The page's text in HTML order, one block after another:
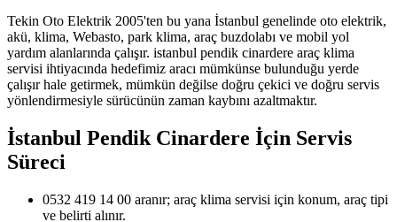
Tekin Oto Elektrik 2005'ten bu yana İstanbul genelinde oto elektrik,
akü, klima, Webasto, park klima, araç buzdolabı ve mobil yol
yardım alanlarında çalışır. istanbul pendik cinardere araç klima
servisi ihtiyacında hedefimiz aracı mümkünse bulunduğu yerde
çalışır hale getirmek, mümkün değilse doğru çekici ve doğru servis
yönlendirmesiyle sürücünün zaman kaybını azaltmaktır.
İstanbul Pendik Cinardere İçin Servis
Süreci
0532 419 14 00 aranır; araç klima servisi için konum, araç tipi
ve belirti alınır.